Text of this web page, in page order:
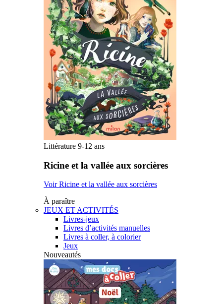
Littérature 9-12 ans
Ricine et la vallée aux sorcières
Voir Ricine et la vallée aux sorcières
À paraître
JEUX ET ACTIVITÉS
Livres-jeux
Livres d’activités manuelles
Livres à coller, à colorier
Jeux
Nouveautés